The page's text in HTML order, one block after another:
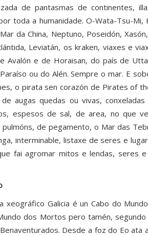
de pantasmas de continentes,
toda a humanidade. O-Wata-Tsu-
da China, Neptuno, Poseidón,
Leviatán, os kraken, viaxes e
Avalón e de Horaisan, do país de
ou do Alén. Sempre o mar. E
o pirata sen corazón de Pirates of
augas quedas ou vivas,
espesos de sal, de area, no que
de pegamento, o Mar das
interminable, listaxe de seres e
fai agromar mitos e lendas, seres
xeográfico Galicia é un Cabo do
dos Mortos pero tamén,
Desde a foz do Eo ata